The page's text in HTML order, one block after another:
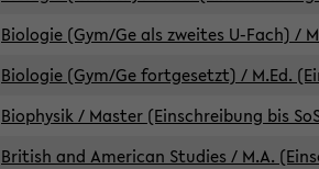
Biologie (Gym/Ge als zweites U-Fach) /
Biologie (Gym/Ge fortgesetzt) / M.Ed.
Biophysik / Master (Einschreibung bis
British and American Studies / M.A.